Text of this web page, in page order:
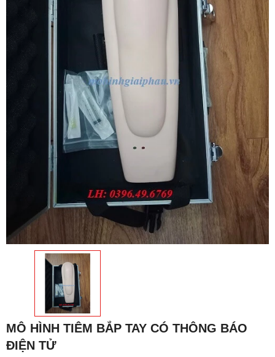
MÔ HÌNH TIÊM BẮP TAY CÓ THÔNG BÁO
ĐIỆN TỬ